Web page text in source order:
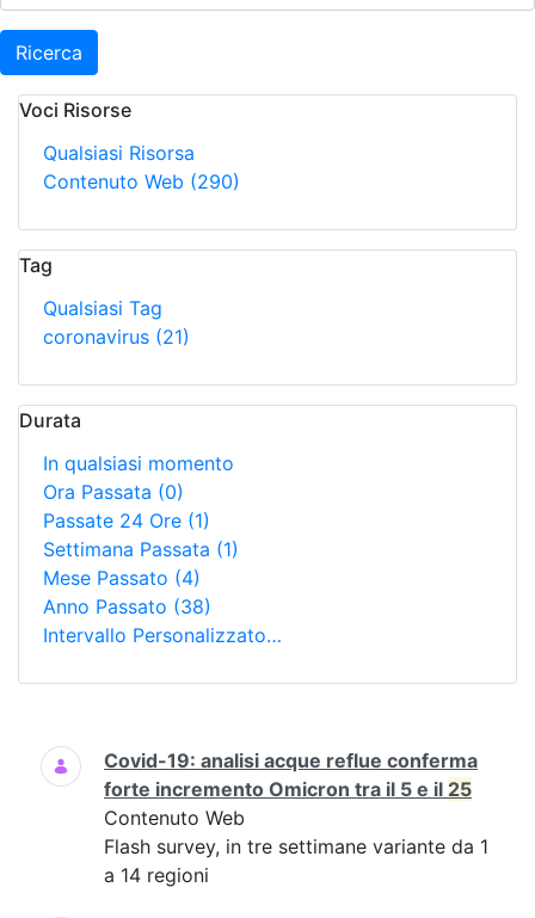
Ricerca
Voci Risorse
Qualsiasi Risorsa
Contenuto Web (290)
Tag
Qualsiasi Tag
coronavirus (21)
Durata
In qualsiasi momento
Ora Passata (0)
Passate 24 Ore (1)
Settimana Passata (1)
Mese Passato (4)
Anno Passato (38)
Intervallo Personalizzato…
Ricerca
Covid-19: analisi acque reflue conferma
forte incremento Omicron tra il 5 e il 25
Contenuto Web
Flash survey, in tre settimane variante da 1
a 14 regioni